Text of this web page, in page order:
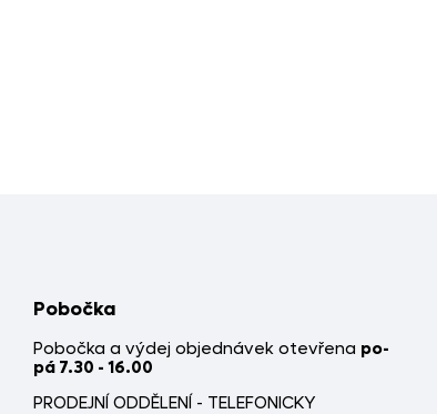
Pobočka
Pobočka a výdej objednávek otevřena po-
pá 7.30 - 16.00
PRODEJNÍ ODDĚLENÍ - TELEFONICKY